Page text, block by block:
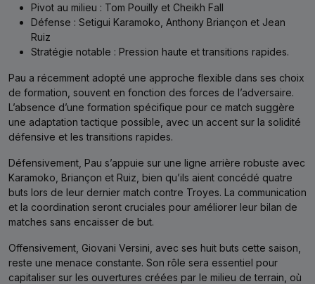
Pivot au milieu : Tom Pouilly et Cheikh Fall
Défense : Setigui Karamoko, Anthony Briançon et Jean
Ruiz
Stratégie notable : Pression haute et transitions rapides.
Pau a récemment adopté une approche flexible dans ses choix
de formation, souvent en fonction des forces de l’adversaire.
L’absence d’une formation spécifique pour ce match suggère
une adaptation tactique possible, avec un accent sur la solidité
défensive et les transitions rapides.
Défensivement, Pau s’appuie sur une ligne arrière robuste avec
Karamoko, Briançon et Ruiz, bien qu’ils aient concédé quatre
buts lors de leur dernier match contre Troyes. La communication
et la coordination seront cruciales pour améliorer leur bilan de
matches sans encaisser de but.
Offensivement, Giovani Versini, avec ses huit buts cette saison,
reste une menace constante. Son rôle sera essentiel pour
capitaliser sur les ouvertures créées par le milieu de terrain, où